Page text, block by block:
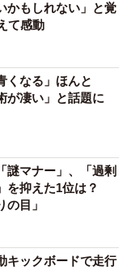
もしれない」と覚
て感動
くなる」ほんと
が凄い」と話題に
謎マナー」、「過剰
を抑えた1位は？
目」
ックボードで走行